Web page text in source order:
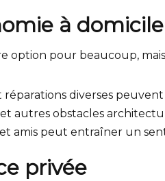
à domicile
option pour beaucoup,
diverses
et autres obstacles
amis peut entraîner un
privée